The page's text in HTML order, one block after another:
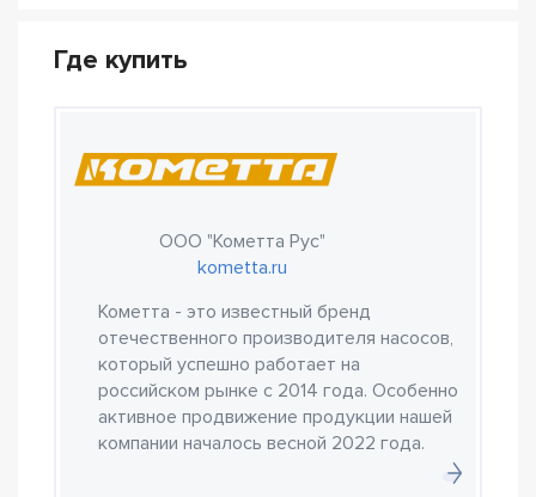
Где купить
ООО "Кометта Рус"
kometta.ru
Кометта - это известный бренд
отечественного производителя насосов,
который успешно работает на
российском рынке с 2014 года. Особенно
активное продвижение продукции нашей
компании началось весной 2022 года.